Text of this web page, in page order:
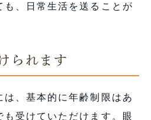
も、日常生活を送ることが
られます
は、基本的に年齢制限はあ
も受けていただけます。眼